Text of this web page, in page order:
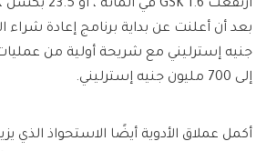
جنيه إسترليني مع شريحة أولية من
إلى 700 مليون جنيه إسترليني.